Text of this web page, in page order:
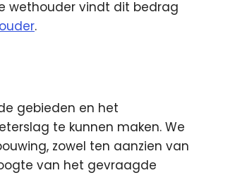
wethouder vindt dit bedrag
.
gebieden en het
te kunnen maken. We
zowel ten aanzien van
van het gevraagde